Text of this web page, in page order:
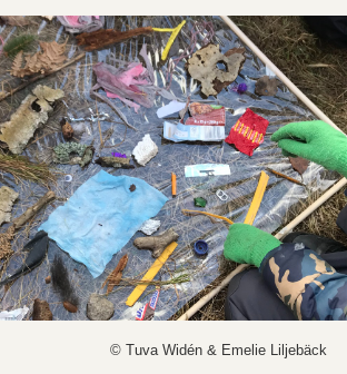
© Tuva Widén & Emelie Liljebäck